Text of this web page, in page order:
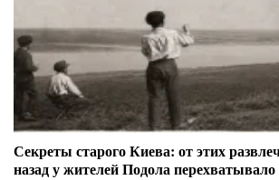
Секреты старого Киева: от этих
назад у жителей Подола